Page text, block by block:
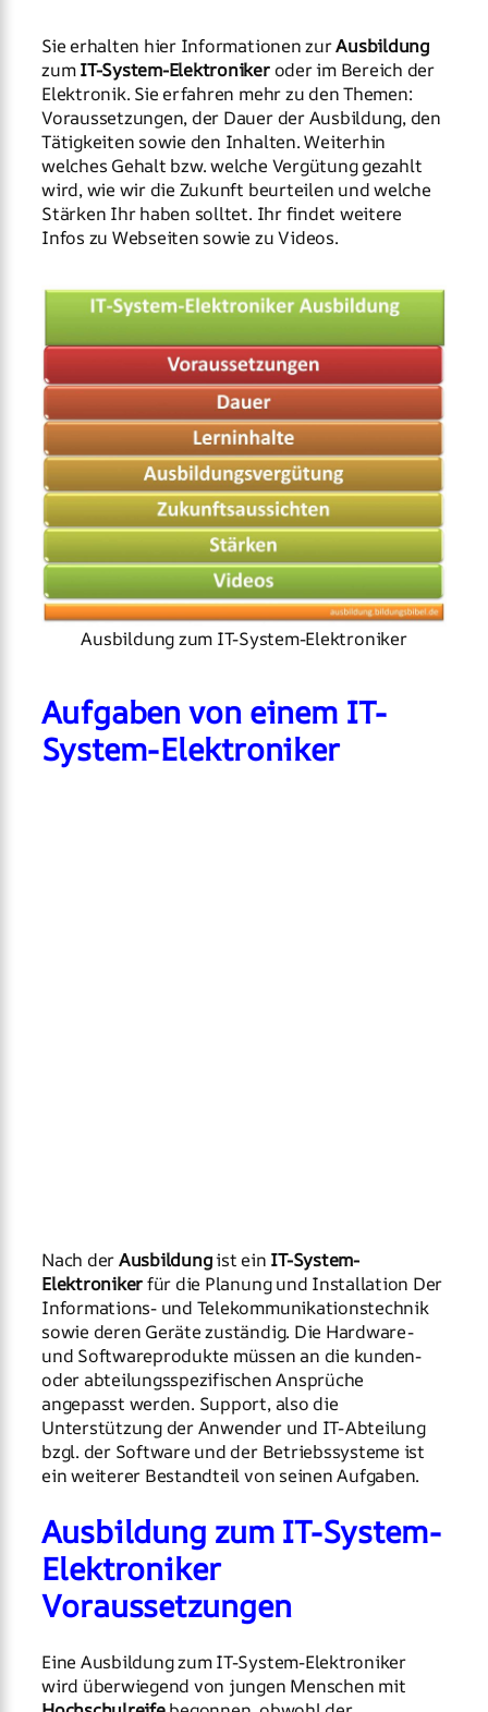
Sie erhalten hier Informationen zurAusbildung
zumIT-System-Elektronikeroder im Bereich der
Elektronik. Sie erfahren mehr zu den Themen:
Voraussetzungen, der Dauer der Ausbildung, den
Tätigkeiten sowie den Inhalten. Weiterhin
welches Gehalt bzw. welche Vergütung gezahlt
wird, wie wir die Zukunft beurteilen und welche
Stärken Ihr haben solltet. Ihr findet weitere
Infos zu Webseiten sowie zu Videos.
Ausbildung zum IT-System-Elektroniker
Aufgaben von einem IT-
System-Elektroniker
Nach derAusbildungist ein IT-System-
Elektronikerfür die Planung und Installation Der
Informations- und Telekommunikationstechnik
sowie deren Geräte zuständig. Die Hardware-
und Softwareprodukte müssen an die kunden-
oder abteilungsspezifischen Ansprüche
angepasst werden. Support, also die
Unterstützung der Anwender und IT-Abteilung
bzgl. der Software und der Betriebssysteme ist
ein weiterer Bestandteil von seinen Aufgaben.
Ausbildung zum IT-System-
Elektroniker
Voraussetzungen
Eine Ausbildung zum IT-System-Elektroniker
wird überwiegend von jungen Menschen mit